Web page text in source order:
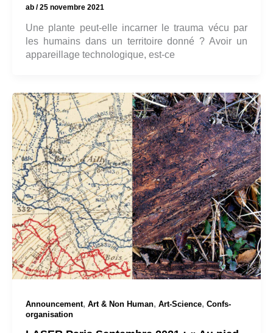
ab /25 novembre 2021
Une plante peut-elle incarner le trauma vécu par
les humains dans un territoire donné ? Avoir un
appareillage technologique, est-ce
Announcement, Art & Non Human, Art-Science, Confs-
organisation